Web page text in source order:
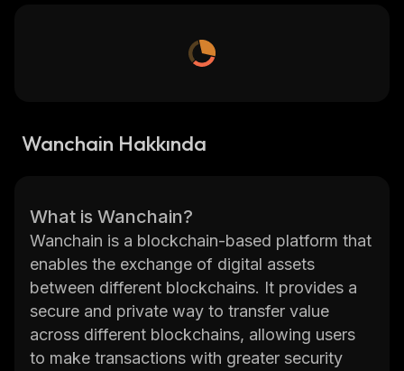
Wanchain Hakkında
What is Wanchain?
Wanchain is a blockchain-based platform that
enables the exchange of digital assets
between different blockchains. It provides a
secure and private way to transfer value
across different blockchains, allowing users
to make transactions with greater security